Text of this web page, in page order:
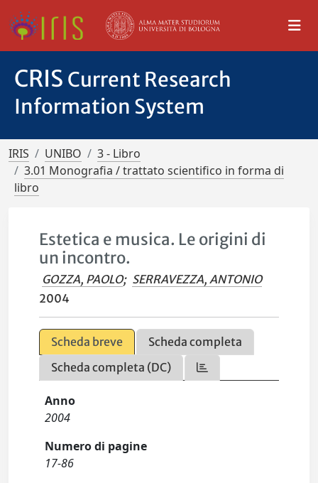
CRIS Current Research
Information System
IRIS UNIBO
3 - Libro
3.01 Monografia / trattato scientifico in forma di
libro
Estetica e musica. Le origini di
un incontro.
GOZZA, PAOLO; SERRAVEZZA, ANTONIO
2004
Scheda breve
Scheda completa
Scheda completa (DC)
Anno
2004
Numero di pagine
17-86